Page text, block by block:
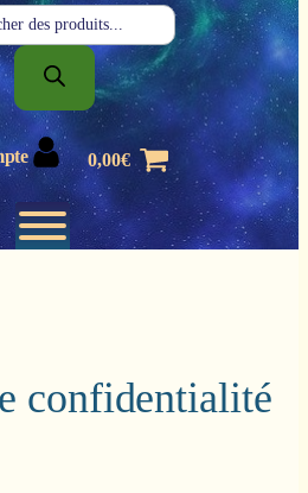
0,00€
confidentialité